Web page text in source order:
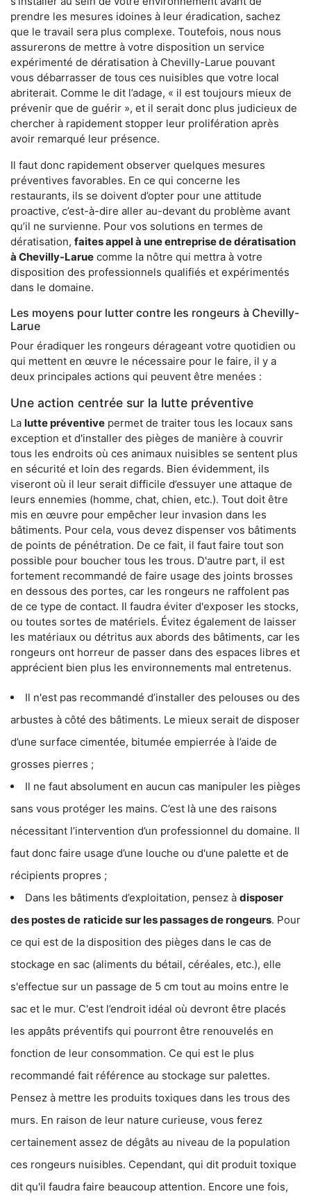
prendre les mesures idoines à leur éradication, sachez
que le travail sera plus complexe. Toutefois, nous nous
assurerons de mettre à votre disposition un service
expérimenté de dératisation à Chevilly-Larue pouvant
vous débarrasser de tous ces nuisibles que votre local
abriterait. Comme le dit l’adage, « il est toujours mieux de
prévenir que de guérir », et il serait donc plus judicieux de
chercher à rapidement stopper leur prolifération après
avoir remarqué leur présence.
Il faut donc rapidement observer quelques mesures
préventives favorables. En ce qui concerne les
restaurants, ils se doivent d’opter pour une attitude
proactive, c’est-à-dire aller au-devant du problème avant
qu’il ne survienne. Pour vos solutions en termes de
dératisation, faites appel à une entreprise de dératisation
à Chevilly-Larue comme la nôtre qui mettra à votre
disposition des professionnels qualifiés et expérimentés
dans le domaine.
Les moyens pour lutter contre les rongeurs à Chevilly-
Larue
Pour éradiquer les rongeurs dérageant votre quotidien ou
qui mettent en œuvre le nécessaire pour le faire, il y a
deux principales actions qui peuvent être menées :
Une action centrée sur la lutte préventive
La lutte préventive permet de traiter tous les locaux sans
exception et d'installer des pièges de manière à couvrir
tous les endroits où ces animaux nuisibles se sentent plus
en sécurité et loin des regards. Bien évidemment, ils
viseront où il leur serait difficile d’essuyer une attaque de
leurs ennemies (homme, chat, chien, etc.). Tout doit être
mis en œuvre pour empêcher leur invasion dans les
bâtiments. Pour cela, vous devez dispenser vos bâtiments
de points de pénétration. De ce fait, il faut faire tout son
possible pour boucher tous les trous. D'autre part, il est
fortement recommandé de faire usage des joints brosses
en dessous des portes, car les rongeurs ne raffolent pas
de ce type de contact. Il faudra éviter d'exposer les stocks,
ou toutes sortes de matériels. Évitez également de laisser
les matériaux ou détritus aux abords des bâtiments, car les
rongeurs ont horreur de passer dans des espaces libres et
apprécient bien plus les environnements mal entretenus.
Il n'est pas recommandé d’installer des pelouses ou des
arbustes à côté des bâtiments. Le mieux serait de disposer
d’une surface cimentée, bitumée empierrée à l’aide de
grosses pierres ;
Il ne faut absolument en aucun cas manipuler les pièges
sans vous protéger les mains. C’est là une des raisons
nécessitant l’intervention d’un professionnel du domaine. Il
faut donc faire usage d’une louche ou d'une palette et de
récipients propres ;
Dans les bâtiments d’exploitation, pensez à disposer
des postes de raticide sur les passages de rongeurs. Pour
ce qui est de la disposition des pièges dans le cas de
stockage en sac (aliments du bétail, céréales, etc.), elle
s'effectue sur un passage de 5 cm tout au moins entre le
sac et le mur. C'est l’endroit idéal où devront être placés
les appâts préventifs qui pourront être renouvelés en
fonction de leur consommation. Ce qui est le plus
recommandé fait référence au stockage sur palettes.
Pensez à mettre les produits toxiques dans les trous des
murs. En raison de leur nature curieuse, vous ferez
certainement assez de dégâts au niveau de la population
ces rongeurs nuisibles. Cependant, qui dit produit toxique
dit qu'il faudra faire beaucoup attention. Encore une fois,